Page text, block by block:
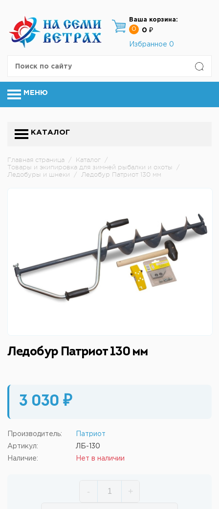
Ваша корзина:
0
0 ₽
Избранное 0
МЕНЮ
КАТАЛОГ
Главная страница / Каталог /
Товары и экипировка для зимней рыбалки и охоты
/
Ледобуры и шнеки
/ Ледобур Патриот 130 мм
Ледобур Патриот 130 мм
3 030 ₽
Производитель: Патриот
Артикул: ЛБ-130
Наличие: Нет в наличии
- +